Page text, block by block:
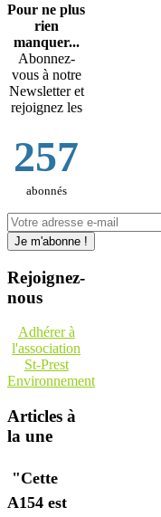
Pour ne plus
rien
manquer...
Abonnez-
vous à notre
Newsletter et
rejoignez les
257
abonnés
Rejoignez-
nous
Adhérer à
l'association
St-Prest
Environnement
Articles à
la une
"Cette
A154 est